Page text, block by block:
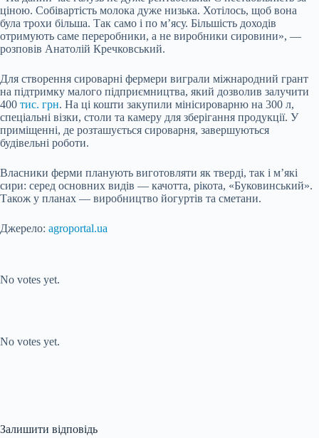
ціною. Собівартість молока дуже низька. Хотілось, щоб вона
була трохи більша. Так само і по м’ясу. Більшість доходів
отримують саме переробники, а не виробники сировини», —
розповів Анатолій Кречковський.
Для створення сироварні фермери виграли міжнародний грант
на підтримку малого підприємництва, який дозволив залучити
400 тис. грн. На ці кошти закупили мінісироварню на 300 л,
спеціальні візки, столи та камеру для зберігання продукції. У
приміщенні, де розташується сироварня, завершуються
будівельні роботи.
Власники ферми планують виготовляти як тверді, так і м’які
сири: серед основних видів — качотта, рікота, «Буковинський».
Також у планах — виробництво йогуртів та сметани.
Джерело: agroportal.ua
No votes yet.
No votes yet.
Залишити відповідь